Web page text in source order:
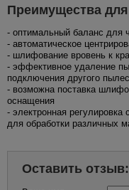
Преимущества
- оптимальный баланс для
- автоматическое
- шлифование вровень к
- эффективное удаление
подключения другого
- возможна поставка
оснащения
- электронная
для обработки различных
Оставить отзыв: